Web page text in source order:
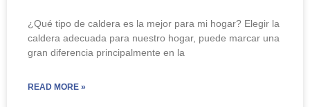
¿Qué tipo de caldera es la mejor para mi hogar? Elegir la
caldera adecuada para nuestro hogar, puede marcar una
gr­­an diferencia principalmente en la
READ MORE »